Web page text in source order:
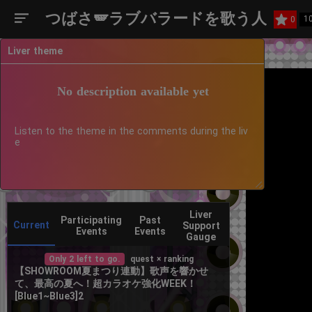
つばさ🪽ラブバラードを歌う人 0
Current
Participating
Events
Past
Events
Liver
Support
Gauge
Only 2 left to go. quest × ranking
【SHOWROOM夏まつり連動】歌声を響かせ
て、最高の夏へ！超カラオケ強化WEEK！
[Blue1~Blue3]2
Liver theme
No description available yet
Listen to the theme in the comments during the liv
e